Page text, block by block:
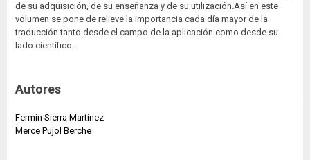
de su adquisición, de su enseñanza y de su utilización.Así en este
volumen se pone de relieve la importancia cada día mayor de la
traducción tanto desde el campo de la aplicación como desde su
lado científico.
Autores
Fermin Sierra Martinez
Merce Pujol Berche